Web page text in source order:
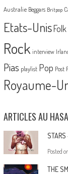
Australie Beggars Britpop
Etats-UnisFolk
Rock interview
Pias playlist Pop Post
Royaume-
ARTICLES AU
Posted
THE